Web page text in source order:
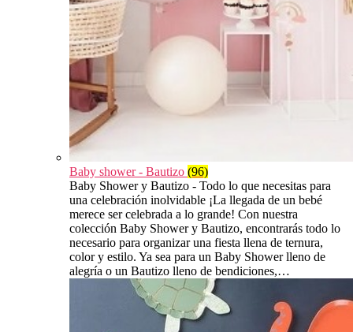
Baby shower - Bautizo (96)
Baby Shower y Bautizo - Todo lo que necesitas para
una celebración inolvidable ¡La llegada de un bebé
merece ser celebrada a lo grande! Con nuestra
colección Baby Shower y Bautizo, encontrarás todo lo
necesario para organizar una fiesta llena de ternura,
color y estilo. Ya sea para un Baby Shower lleno de
alegría o un Bautizo lleno de bendiciones,…